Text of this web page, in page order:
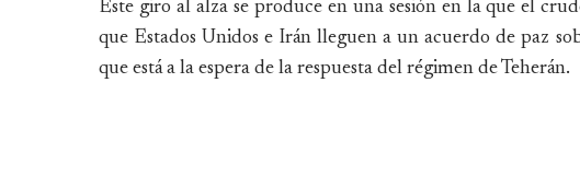
Este giro al alza se produce en una sesión en la que el
que Estados Unidos e Irán lleguen a un acuerdo de paz
que está a la espera de la respuesta del régimen de Teherán.